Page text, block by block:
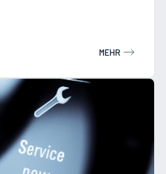
MEHR